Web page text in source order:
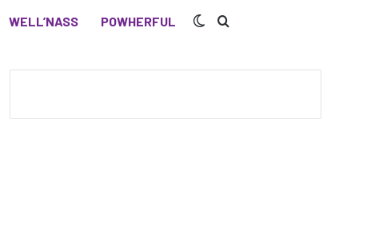
WELL’NASS POWHERFUL Switch skin